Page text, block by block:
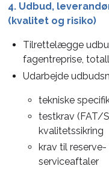
4. Udbud,
(kvalitet og risiko)
Tilrettelægge
fagentreprise,
Udarbejde
tekniske
testkrav (FAT/
kvalitetssikring
krav til
serviceaftaler